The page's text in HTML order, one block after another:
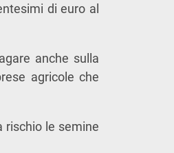
di euro al
anche sulla
agricole che
rischio le semine